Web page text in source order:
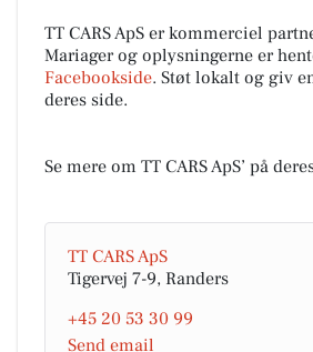
TT CARS ApS er kommerciel
Mariager og oplysningerne er
Facebookside. Støt lokalt og giv
deres side.
Se mere om TT CARS ApS’ på
TT CARS ApS
Tigervej 7-9, Randers
+45 20 53 30 99
Send email